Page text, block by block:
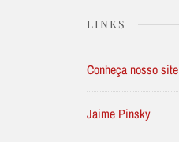
LINKS
Conheça nosso site
Jaime Pinsky